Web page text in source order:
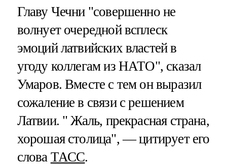
Главу Чечни "совершенно не
волнует очередной всплеск
эмоций латвийских властей в
угоду коллегам из НАТО", сказал
Умаров. Вместе с тем он выразил
сожаление в связи с решением
Латвии. " Жаль, прекрасная страна,
хорошая столица", — цитирует его
слова ТАСС.